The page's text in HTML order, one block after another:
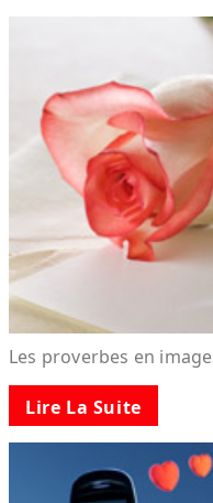
Les proverbes en
Lire La Suite